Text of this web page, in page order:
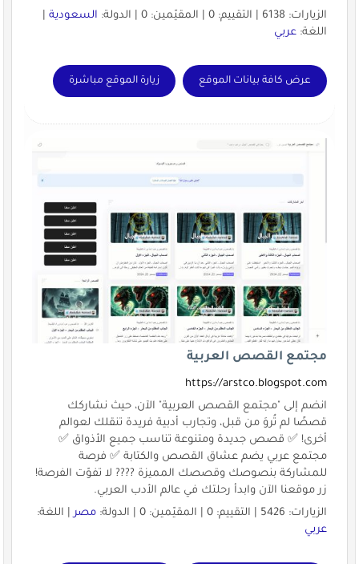
الزيارات: 6138 | التقييم: 0 | المقيّمين: 0 | الدولة:
السعودية|
اللغة: عربي
عرض كافة بيانات الموقع زيارة الموقع مباشرة
مجتمع القصص العربية
https://arstco.blogspot.com
انضم إلى "مجتمع القصص العربية" الآن، حيث نشاركك
قصصًا لم تُروَ من قبل، وتجارب أدبية فريدة تنقلك لعوالم
أخرى! ✅ قصص جديدة ومتنوعة تناسب جميع الأذواق ✅
مجتمع عربي يضم عشاق القصص والكتابة ✅ فرصة
للمشاركة بنصوصك وقصصك المميزة ???? لا تفوّت الفرصة!
زر موقعنا الآن وابدأ رحلتك في عالم الأدب العربي.
الزيارات: 5426 | التقييم: 0 | المقيّمين: 0 | الدولة:
مصر| اللغة:
عربي